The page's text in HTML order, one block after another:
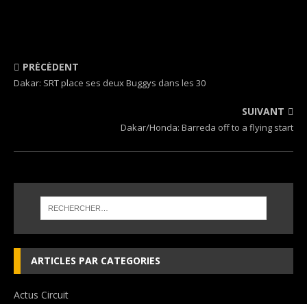
PRÉCÉDENT
Dakar: SRT place ses deux Buggys dans les 30
SUIVANT
Dakar/Honda: Barreda off to a flying start
ARTICLES PAR CATEGORIES
Actus Circuit